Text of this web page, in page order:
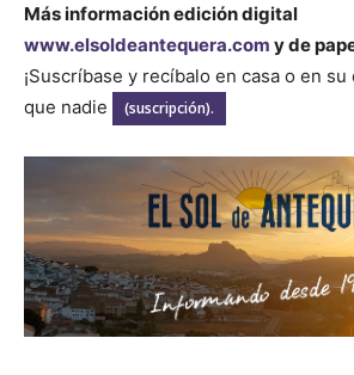
Más información edición digital
www.elsoldeantequera.com y de
¡Suscríbase y recíbalo en casa o en
que nadie
(suscripción).